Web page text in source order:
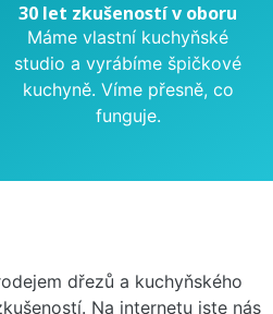
30 let zkušeností v oboru
Máme vlastní kuchyňské
studio a vyrábíme špičkové
kuchyně. Víme přesně, co
funguje.
dřezů a kuchyňského
Na internetu jste nás